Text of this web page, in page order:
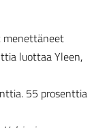
menettäneet
luottaa Yleen,
55 prosenttia